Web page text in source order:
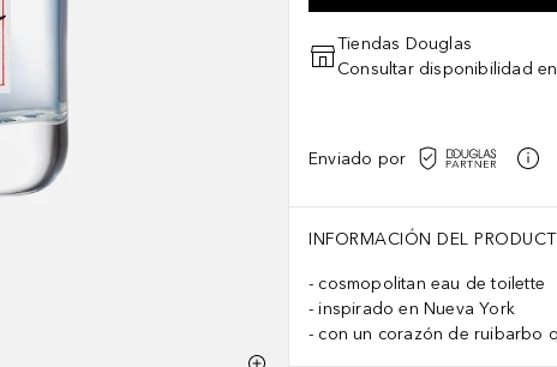
Tiendas Douglas
Consultar disponibilidad
Enviado por
INFORMACIÓN DEL
cosmopolitan eau de toilette
inspirado en Nueva York
con un corazón de ruibarbo